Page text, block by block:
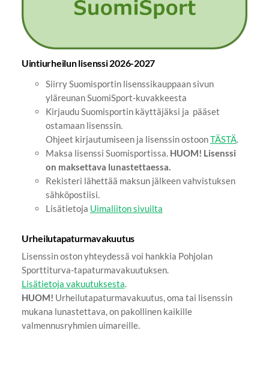
Uintiurheilun lisenssi 2026-2027
Siirry Suomisportin lisenssikauppaan sivun
yläreunan SuomiSport-kuvakkeesta
Kirjaudu Suomisportin käyttäjäksi ja pääset
ostamaan lisenssin.
Ohjeet kirjautumiseen ja lisenssin ostoonTÄSTÄ.
Maksa lisenssi Suomisportissa. HUOM! Lisenssi
on maksettava lunastettaessa.
Rekisteri lähettää maksun jälkeen vahvistuksen
sähköpostiisi.
Lisätietoja Uimaliiton sivuilta
Urheilutapaturmavakuutus
Lisenssin oston yhteydessä voi hankkia Pohjolan
Sporttiturva-tapaturmavakuutuksen.
Lisätietoja vakuutuksesta.
HUOM! Urheilutapaturmavakuutus, oma tai lisenssin
mukana lunastettava, on pakollinen kaikille
valmennusryhmien uimareille.